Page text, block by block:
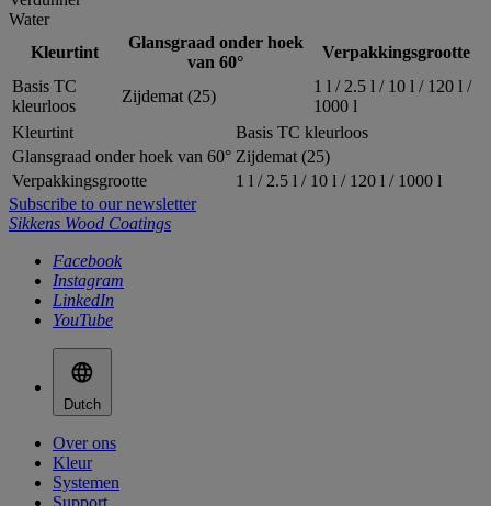
Water
Kleurtint
Glansgraad onder hoek
van 60°
Verpakkingsgrootte
Basis TC
kleurloos
Zijdemat (25)
1 l / 2.5 l / 10 l / 120 l /
1000 l
Kleurtint
Basis TC kleurloos
Glansgraad onder hoek van 60° Zijdemat (25)
Verpakkingsgrootte
1 l / 2.5 l / 10 l / 120 l / 1000 l
Subscribe to our newsletter
Sikkens Wood Coatings
Facebook
Instagram
LinkedIn
YouTube
Dutch
Over ons
Kleur
Systemen
Support